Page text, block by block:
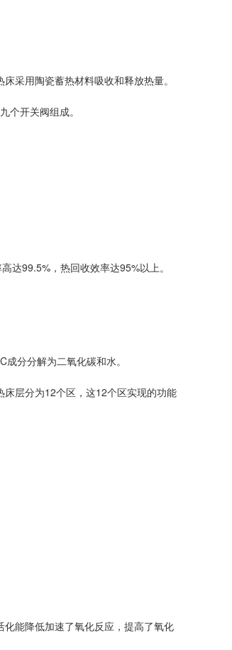
采用陶瓷蓄热材料吸收和释放热量。
开关阀组成。
99.5%，热回收效率达95%以上。
分分解为二氧化碳和水。
层分为12个区，这12个区实现的功能
能降低加速了氧化反应，提高了氧化